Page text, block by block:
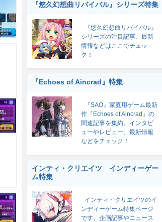
『悠久幻想曲リバイバル』シリーズ特集
『悠久幻想曲リバイバル』
シリーズの注目記事、最新
情報などはここでチェッ
ク！
『Echoes of Aincrad』特集
『SAO』家庭用ゲーム最新
作『Echoes of Aincrad』の
関連記事を集約。インタビ
ューやレビュー、最新情報
などをチェック！
インティ・クリエイツ インディーゲー
ム特集
インティ・クリエイツのイ
ンディーゲーム特集ページ
です。企画記事やニュース